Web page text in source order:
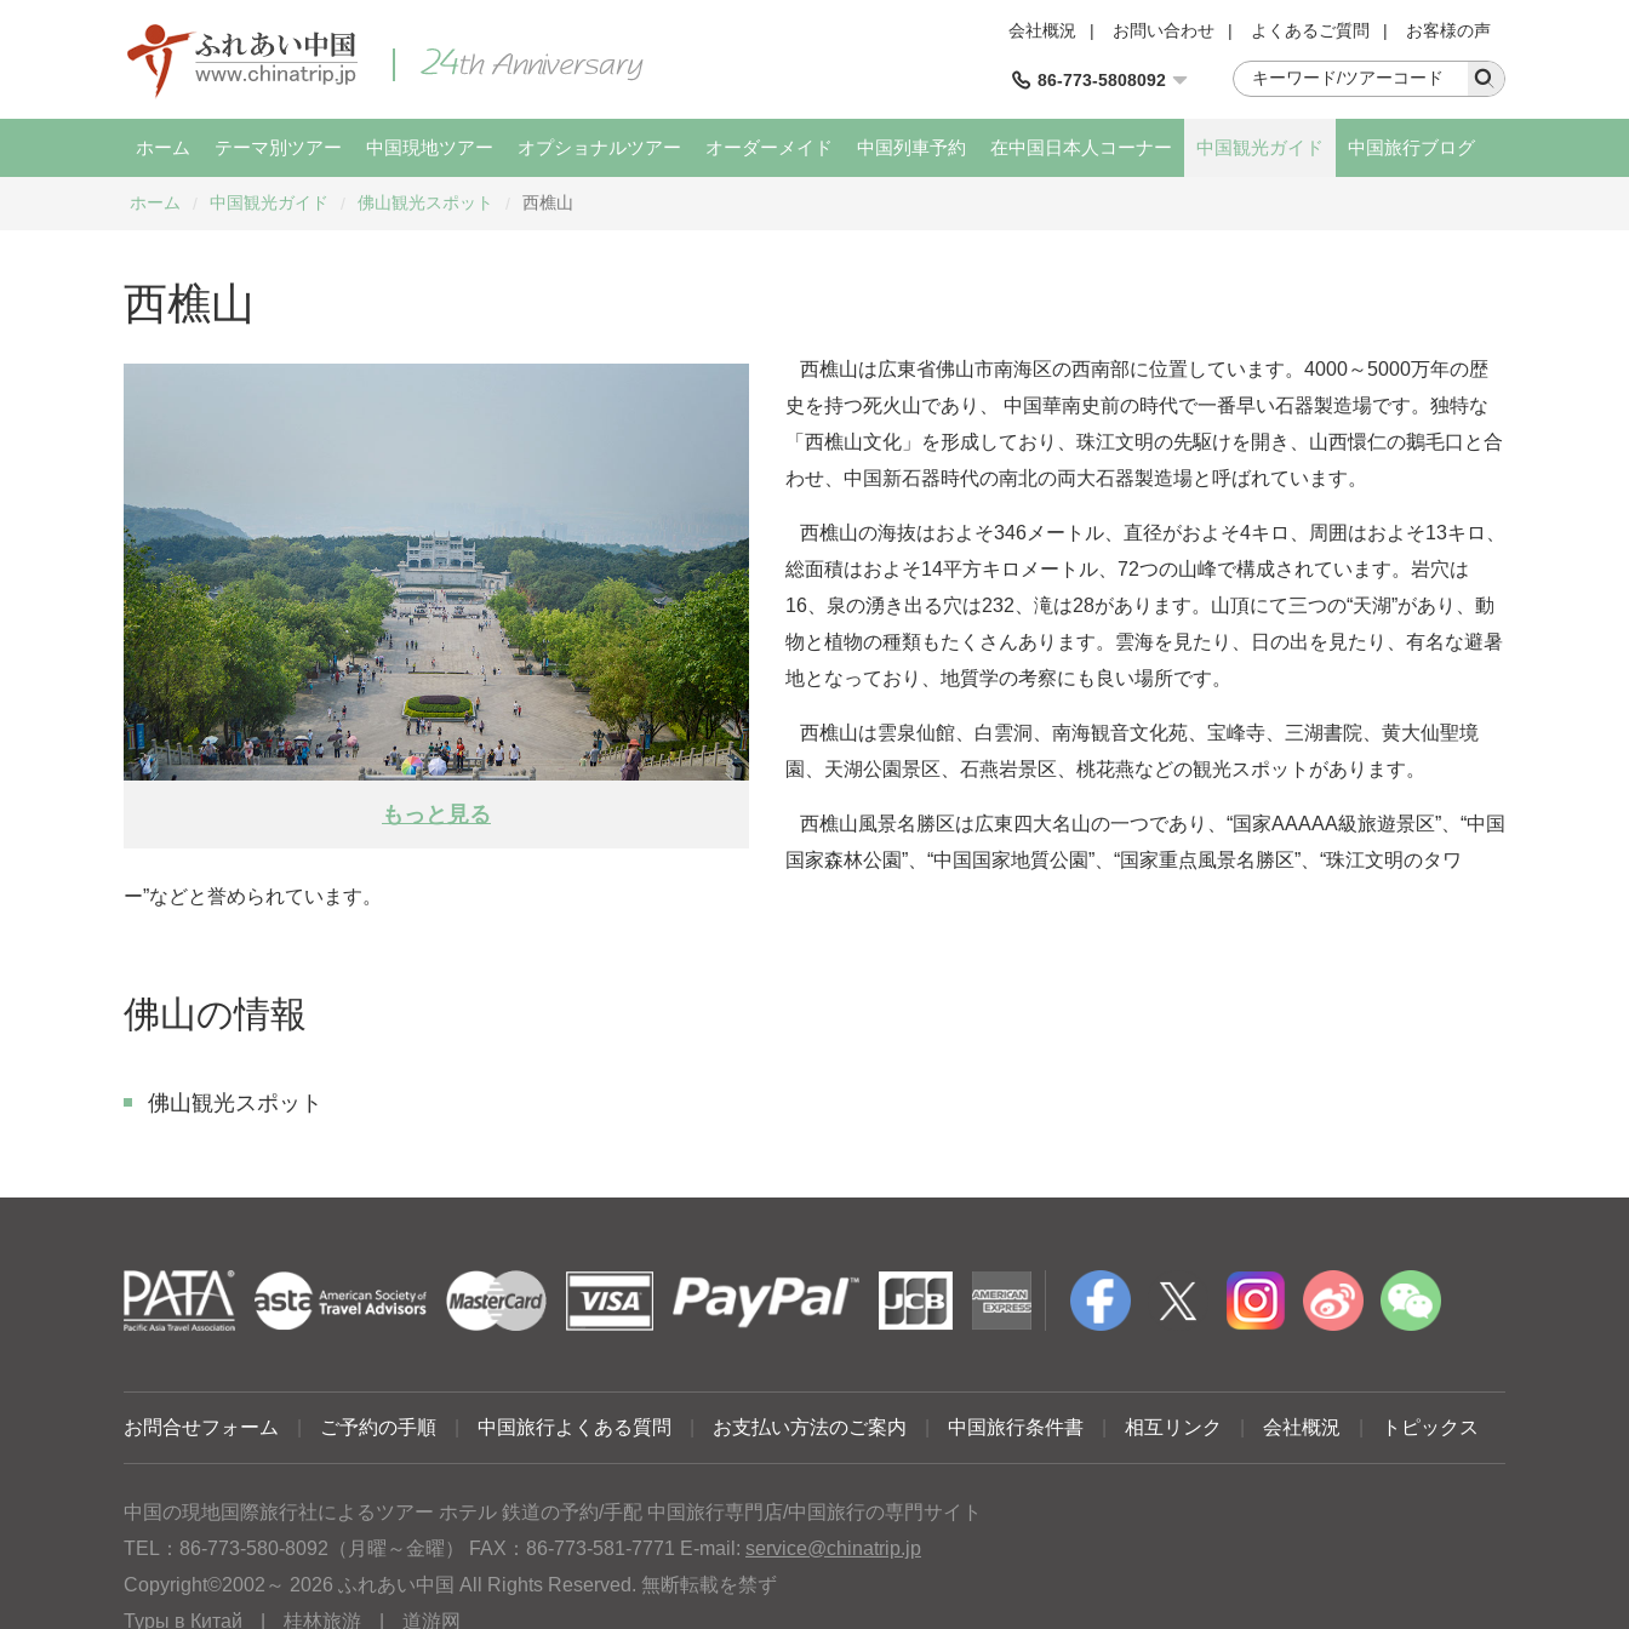
会社概況 | お問い合わせ | よくあるご質問 | お客様の声
86-773-5808092
ホーム テーマ別ツアー 中国現地ツアー オプショナルツアー オーダーメイド 中国列車予約 在中国日本人コーナー 中国観光ガイド 中国旅行ブログ
ホーム 中国観光ガイド 佛山観光スポット 西樵山
西樵山
もっと見る
西樵山は広東省佛山市南海区の西南部に位置しています。4000～5000万年の歴
史を持つ死火山であり、 中国華南史前の時代で一番早い石器製造場です。独特な
「西樵山文化」を形成しており、珠江文明の先駆けを開き、山西懁仁の鵝毛口と合
わせ、中国新石器時代の南北の両大石器製造場と呼ばれています。
西樵山の海抜はおよそ346メートル、直径がおよそ4キロ、周囲はおよそ13キロ、
総面積はおよそ14平方キロメートル、72つの山峰で構成されています。岩穴は
16、泉の湧き出る穴は232、滝は28があります。山頂にて三つの“天湖”があり、動
物と植物の種類もたくさんあります。雲海を見たり、日の出を見たり、有名な避暑
地となっており、地質学の考察にも良い場所です。
西樵山は雲泉仙館、白雲洞、南海観音文化苑、宝峰寺、三湖書院、黄大仙聖境
園、天湖公園景区、石燕岩景区、桃花燕などの観光スポットがあります。
西樵山風景名勝区は広東四大名山の一つであり、“国家AAAAA級旅遊景区”、“中国
国家森林公園”、“中国国家地質公園”、“国家重点風景名勝区”、“珠江文明のタワ
ー”などと誉められています。
佛山の情報
佛山観光スポット
お問合せフォーム ご予約の手順 中国旅行よくある質問 お支払い方法のご案内 中国旅行条件書 相互リンク 会社概況 トピックス
中国の現地国際旅行社によるツアー ホテル 鉄道の予約/手配 中国旅行専門店/中国旅行の専門サイト
TEL：86-773-580-8092（月曜～金曜） FAX：86-773-581-7771 E-mail: service@chinatrip.jp
Copyright©2002～ 2026 ふれあい中国 All Rights Reserved. 無断転載を禁ず
Туры в Китай
桂林旅游 道游网